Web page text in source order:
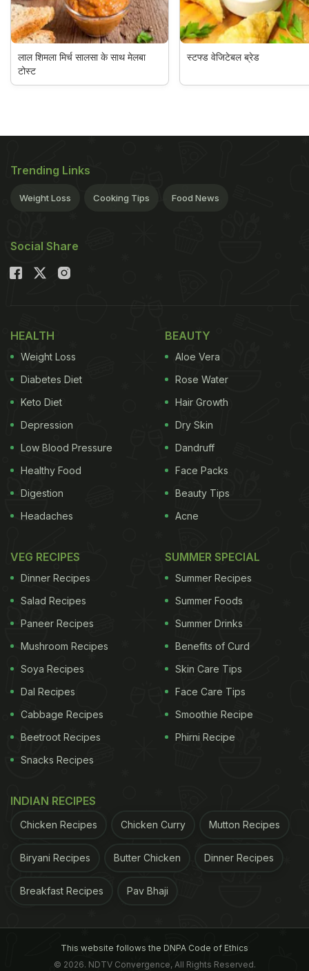
लाल शिमला मिर्च सालसा के साथ मेलबा
टोस्ट
स्टफ्ड वेजिटेबल ब्रेड
Trending Links
Weight Loss Cooking Tips Food News
Social Share
HEALTH
Weight Loss
Diabetes Diet
Keto Diet
Depression
Low Blood Pressure
Healthy Food
Digestion
Headaches
BEAUTY
Aloe Vera
Rose Water
Hair Growth
Dry Skin
Dandruff
Face Packs
Beauty Tips
Acne
VEG RECIPES
Dinner Recipes
Salad Recipes
Paneer Recipes
Mushroom Recipes
Soya Recipes
Dal Recipes
Cabbage Recipes
Beetroot Recipes
Snacks Recipes
SUMMER SPECIAL
Summer Recipes
Summer Foods
Summer Drinks
Benefits of Curd
Skin Care Tips
Face Care Tips
Smoothie Recipe
Phirni Recipe
INDIAN RECIPES
Chicken Recipes Chicken Curry Mutton Recipes
Biryani Recipes Butter Chicken Dinner Recipes
Breakfast Recipes Pav Bhaji
This website follows the DNPA Code of Ethics
© 2026. NDTV Convergence, All Rights Reserved.